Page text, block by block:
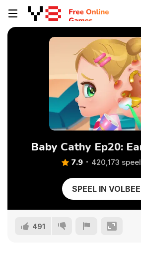
Baby Cathy Ep20:
7.9 420,173
SPEEL IN
491